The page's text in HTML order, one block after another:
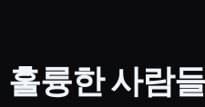
륭한 사람